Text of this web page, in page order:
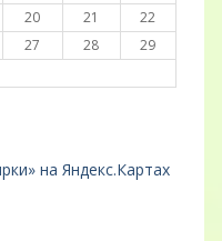
20 21
22
27 28
29
на Яндекс.Картах